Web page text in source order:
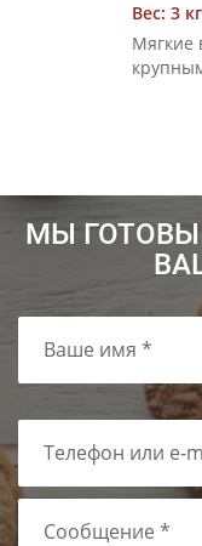
Вес: 3 кг
Мягкие
МЫ
Ваше имя *
Телефон или e-
Сообщение *